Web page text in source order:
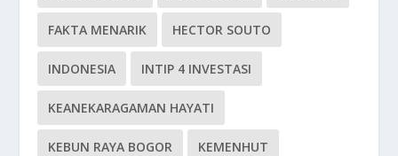
FAKTA MENARIK HECTOR SOUTO
INDONESIA INTIP 4 INVESTASI
KEANEKARAGAMAN HAYATI
KEBUN RAYA BOGOR KEMENHUT